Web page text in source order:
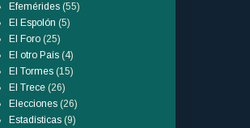
Efemérides (55)
El Espolón (5)
El Foro (25)
El otro País (4)
El Tormes (15)
El Trece (26)
Elecciones (26)
Estadísticas (9)